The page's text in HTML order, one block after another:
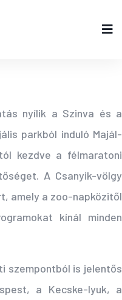
nyílik a Szinva és a
parkból induló Majál-
kezdve a félmaratoni
A Csanyik-völgy
amely a zoo-napközitől
kínál minden
szempontból is jelentős
a Kecske-lyuk, a